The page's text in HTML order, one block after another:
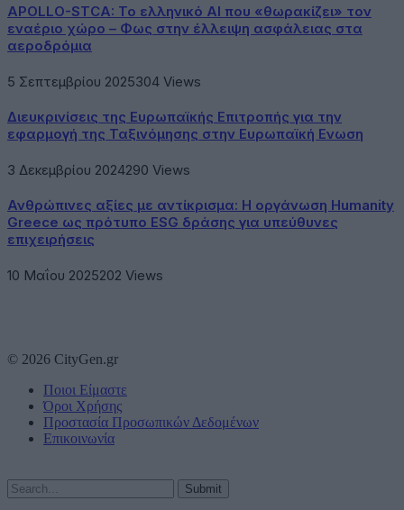
APOLLO-STCA: Το ελληνικό AI που «θωρακίζει» τον
εναέριο χώρο – Φως στην έλλειψη ασφάλειας στα
αεροδρόμια
5 Σεπτεμβρίου 2025304 Views
Διευκρινίσεις της Ευρωπαϊκής Επιτροπής για την
εφαρμογή της Ταξινόμησης στην Ευρωπαϊκή Ενωση
3 Δεκεμβρίου 2024290 Views
Ανθρώπινες αξίες με αντίκρισμα: Η οργάνωση Humanity
Greece ως πρότυπο ESG δράσης για υπεύθυνες
επιχειρήσεις
10 Μαΐου 2025202 Views
© 2026 CityGen.gr
Ποιοι Είμαστε
Όροι Χρήσης
Προστασία Προσωπικών Δεδομένων
Επικοινωνία
Submit